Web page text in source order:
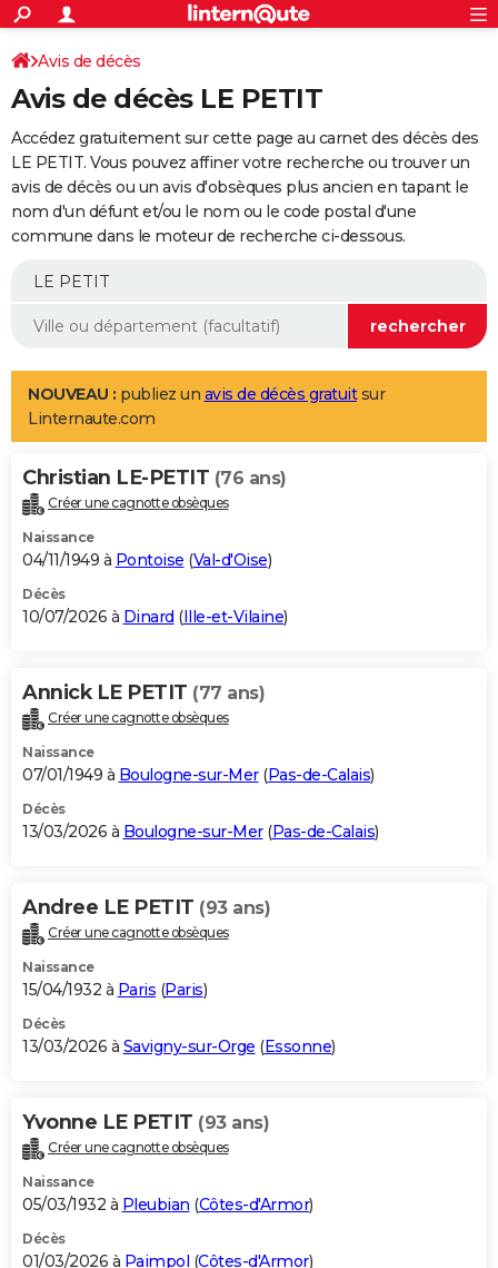
ACTUALITÉS
Politique
Société
Faits Divers
Education
Monde
Villes
+
SPORT
Coupe du monde 2026
Football
Tennis
Cyclisme
Rugby
Forum
Programme TV
TNTStreaming
Cinéma
Sorties cinéma
Musique
+FINANCE
Retraite
Epargne
Immobilier
Risques naturels par ville
Banque
Assurance
AUTO
Essais
Réserver un essai
Citadines
Berlines
SUV
Forum auto
+
Mobiles
Meilleur smartphone
Internet
Ordinateurs
Jeux vidéo
Guide high-tech
Aménagement intérieur
LIFESTYLE
Art de vivre
Bien-être
Loisirs
Mode
Modes de vie
Alimentation
Guide de la santé
Maladies
Médicaments
Sommeil
VOYAGE
Destinations
City break
Voyage nature
Voyage de noces
Forum
Climat
+PHOTO
GUIDES D'ACHAT
BONS PLANS
Carte de Noël
Carte Bonne année
Carte Saint-Valentin
Carte Pâques
Carte d'anniversaire
DICTIONNAIRE
Dictionnaire
Biographies
Citations
Expressions
Proverbes
PROGRAMME TV
S'inscrire
Se connecter
Lycées
Collèges
Primaires
Universités
Entreprises
Service militaire
Avis de recherche
AVIS DE DÉCÈS
Bricolage
Lifestyle
Culture
Sport
Auto
Television
Voyage
Cinema
Avis de décès
Avis de décès LE PETIT
Accédez gratuitement sur cette page au carnet des décès des
LE PETIT. Vous pouvez affiner votre recherche ou trouver un
avis de décès ou un avis d'obsèques plus ancien en tapant le
nom d'un défunt et/ou le nom ou le code postal d'une
commune dans le moteur de recherche ci-dessous.
NOUVEAU : publiez un avis de décès gratuitsur
Linternaute.com
Christian LE-PETIT (76 ans)
Créer une cagnotte obsèques
Naissance
04/11/1949 à Pontoise (Val-d'Oise)
Décès
10/07/2026 à Dinard (Ille-et-Vilaine)
Annick LE PETIT (77 ans)
Créer une cagnotte obsèques
Naissance
07/01/1949 à Boulogne-sur-Mer(Pas-de-Calais)
Décès
13/03/2026 à Boulogne-sur-Mer(Pas-de-Calais)
Andree LE PETIT (93 ans)
Créer une cagnotte obsèques
Naissance
15/04/1932 à Paris (Paris)
Décès
13/03/2026 à Savigny-sur-Orge (Essonne)
Yvonne LE PETIT (93 ans)
Créer une cagnotte obsèques
Naissance
05/03/1932 à Pleubian (Côtes-d'Armor)
Décès
01/03/2026 à Paimpol (Côtes-d'Armor)